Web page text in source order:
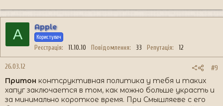
A Apple
Користувач
Реєстрація 11.10.10 Повідомлення 33 Репутація 12
26.03.12 #9
Притон контсруктивная политика у тебя и таких
хапуг заключается в том, как можно больше украсть и
за минимально короткое время. При Смышляеве с его